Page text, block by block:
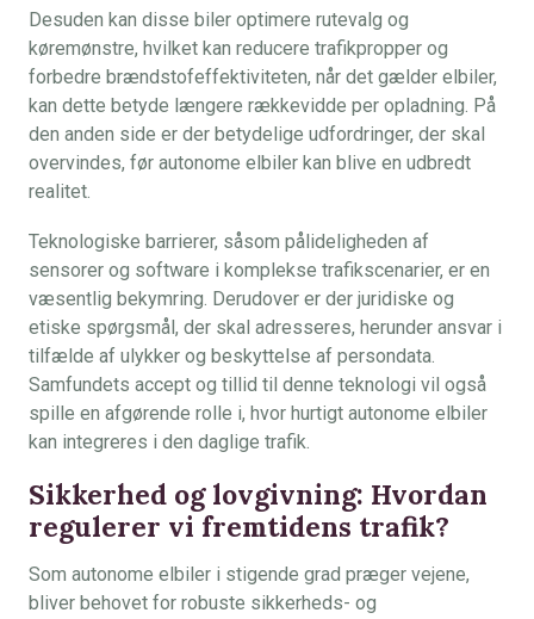
Desuden kan disse biler optimere rutevalg og
køremønstre, hvilket kan reducere trafikpropper og
forbedre brændstofeffektiviteten, når det gælder elbiler,
kan dette betyde længere rækkevidde per opladning. På
den anden side er der betydelige udfordringer, der skal
overvindes, før autonome elbiler kan blive en udbredt
realitet.
Teknologiske barrierer, såsom pålideligheden af
sensorer og software i komplekse trafikscenarier, er en
væsentlig bekymring. Derudover er der juridiske og
etiske spørgsmål, der skal adresseres, herunder ansvar i
tilfælde af ulykker og beskyttelse af persondata.
Samfundets accept og tillid til denne teknologi vil også
spille en afgørende rolle i, hvor hurtigt autonome elbiler
kan integreres i den daglige trafik.
Sikkerhed og lovgivning: Hvordan
regulerer vi fremtidens trafik?
Som autonome elbiler i stigende grad præger vejene,
bliver behovet for robuste sikkerheds- og